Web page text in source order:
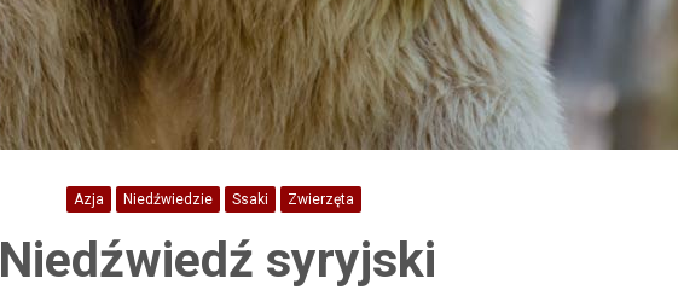
Azja Niedźwiedzie Ssaki Zwierzęta
Niedźwiedź syryjski